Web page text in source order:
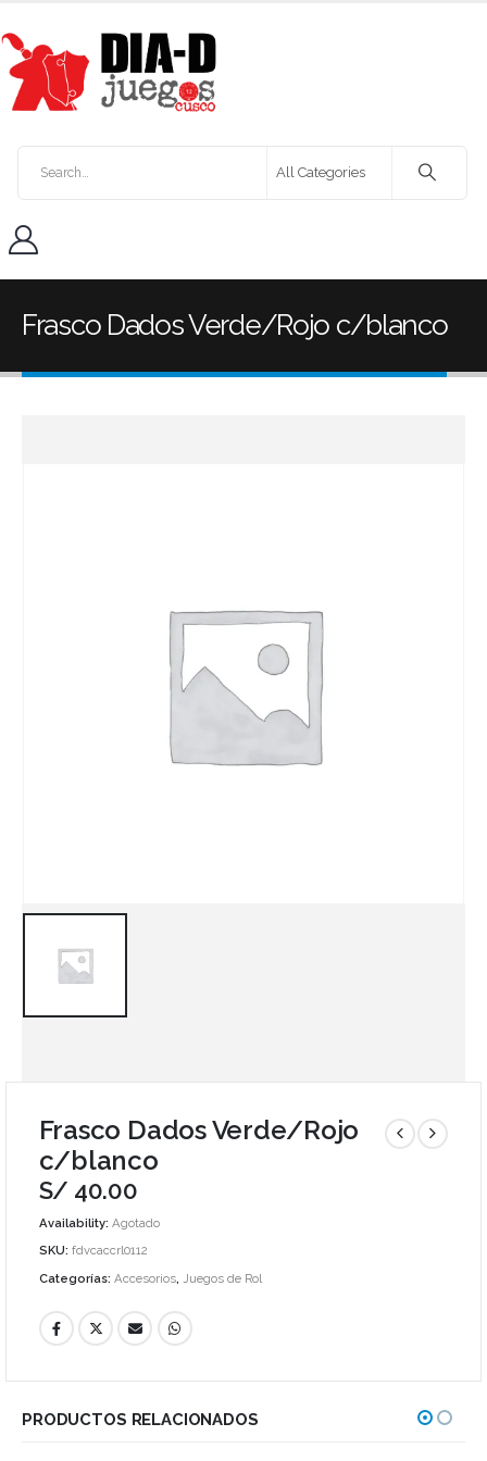
Frasco Dados Verde/Rojo c/blanco
Frasco Dados Verde/Rojo
c/blanco
S/ 40.00
Availability: Agotado
SKU: fdvcaccrl0112
Categorías: Accesorios, Juegos de Rol
PRODUCTOS RELACIONADOS